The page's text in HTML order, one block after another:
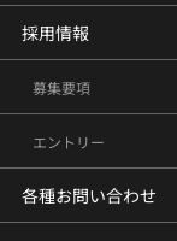
採用情報
募集要項
エントリー
各種お問い合わせ